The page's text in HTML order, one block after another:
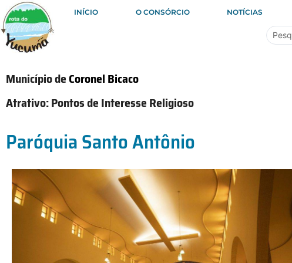
INÍCIO O CONSÓRCIO NOTÍCIAS
Município deCoronel Bicaco
Atrativo:Pontos de Interesse Religioso
Paróquia Santo Antônio